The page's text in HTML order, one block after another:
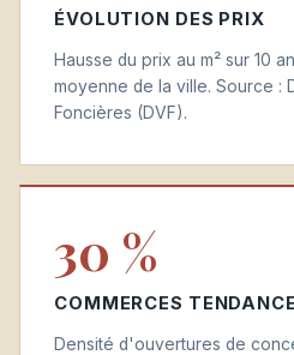
ÉVOLUTION DES PRIX
Hausse du prix au m² sur 10
moyenne de la ville. Source :
Foncières (DVF).
30 %
COMMERCES TENDANCE
Densité d'ouvertures de